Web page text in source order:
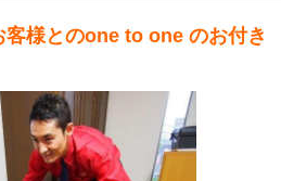
様とのone to one のお付き